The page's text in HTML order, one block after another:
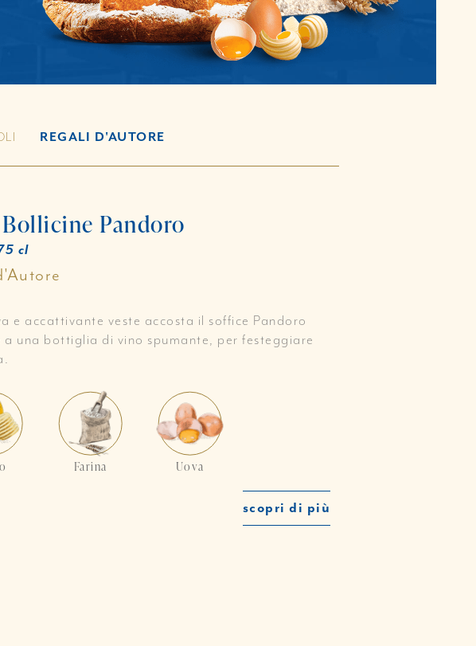
REGALI D'AUTORE
Pandoro
cl
e accattivante veste accosta il soffice Pandoro
una bottiglia di vino spumante, per festeggiare
Farina Uova
scopri di più